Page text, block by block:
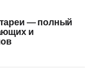
— полный
и